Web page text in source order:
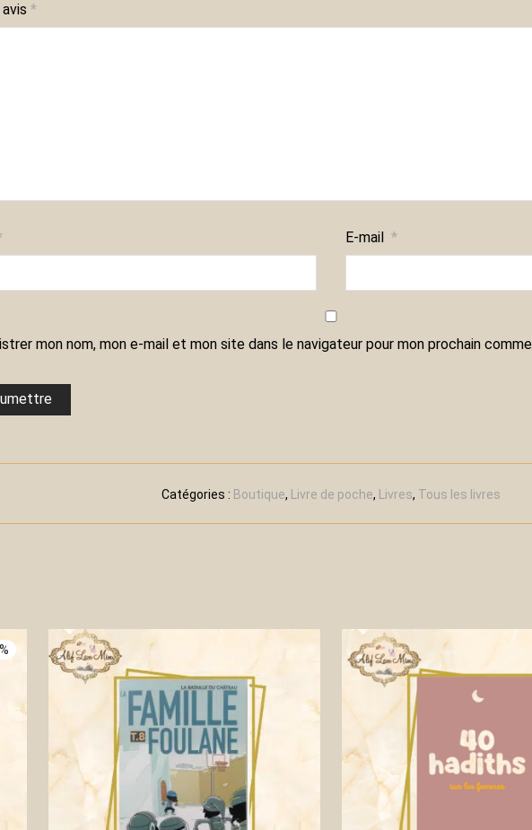
*
E-mail*
mon nom, mon e-mail et mon site dans le navigateur pour mon prochain
Catégories : Boutique, Livre de poche, Livres, Tous les livres
%